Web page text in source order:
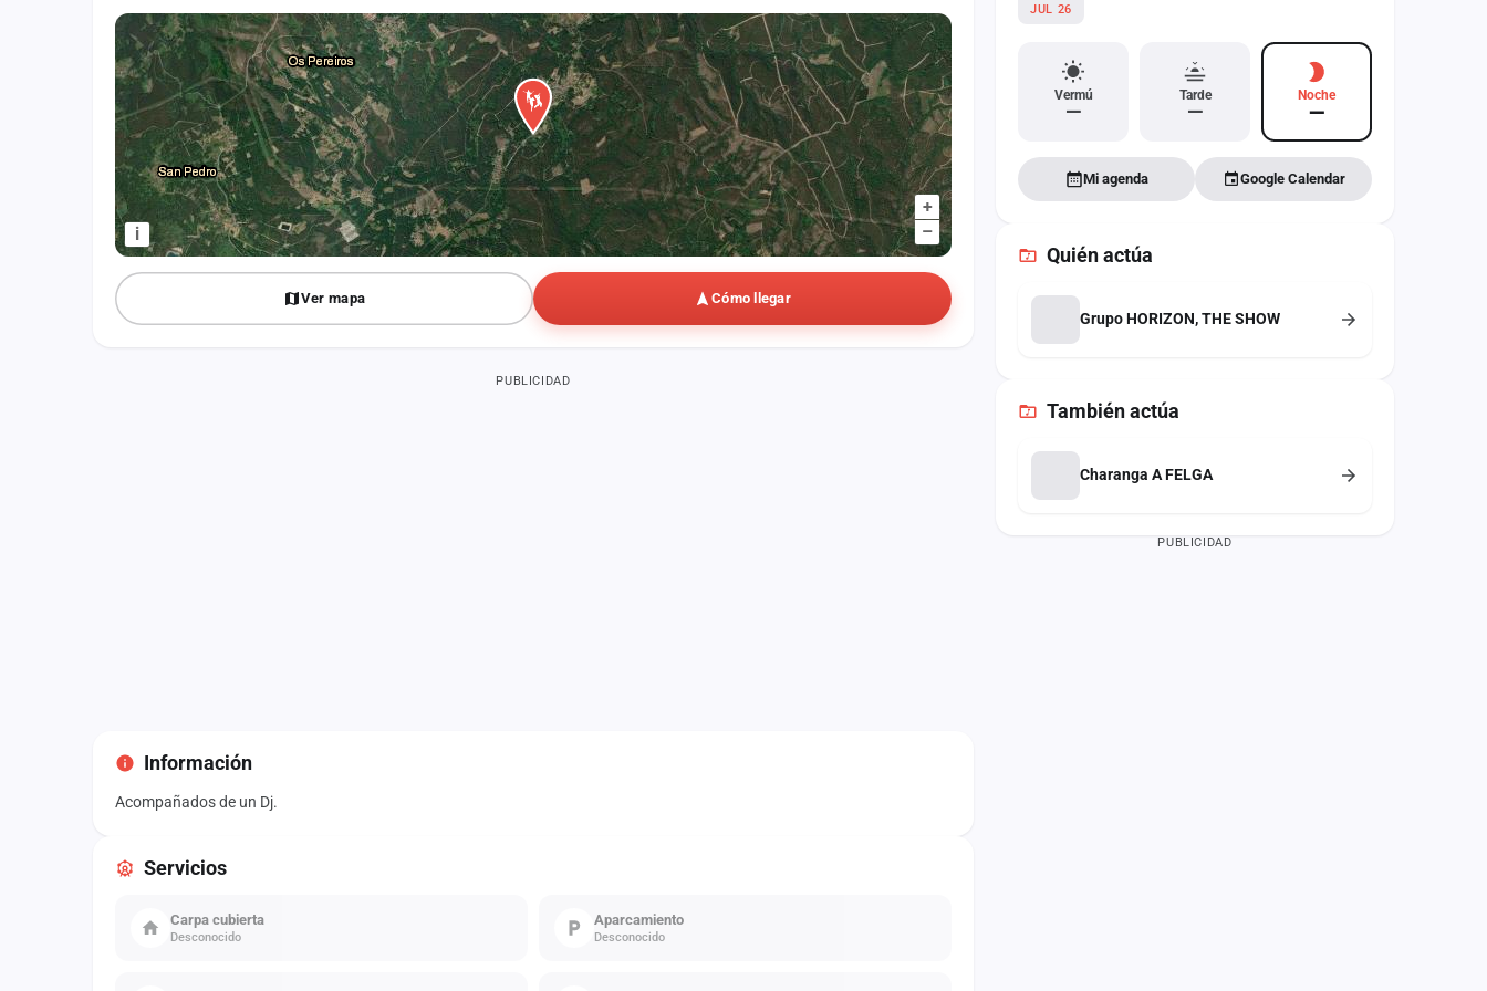
+
–
i
Ver mapa Cómo llegar
PUBLICIDAD
Información
Acompañados de un Dj.
Servicios
Carpa cubierta
Desconocido
Aparcamiento
Desconocido
JUL 26
Vermú
—
Tarde
—
Noche
—
Mi agenda Google Calendar
Quién actúa
Grupo HORIZON, THE SHOW
Tambiénactúa
Charanga A FELGA
PUBLICIDAD
Iniciar sesión
Crear cuenta